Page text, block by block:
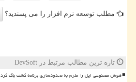
مطلب توسعه نرم افزار را می پسندید؟
تازه ترین مطالب مرتبط در DevSoft
هوش مصنوعی اپل را ملزم به محدودسازی برنامه کشف باگ کرد